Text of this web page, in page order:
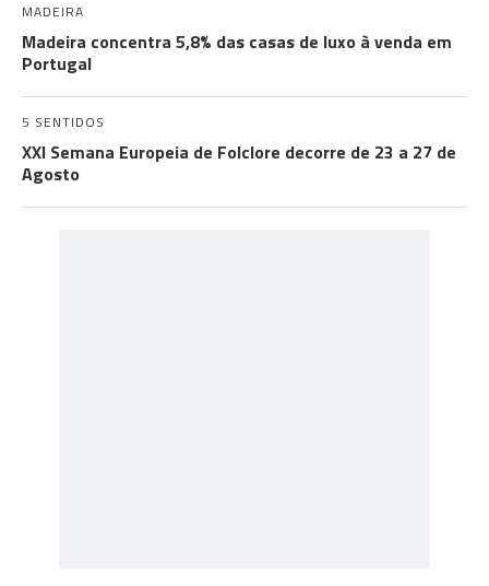
MADEIRA
Madeira concentra 5,8% das casas de luxo à venda em
Portugal
5 SENTIDOS
XXI Semana Europeia de Folclore decorre de 23 a 27 de
Agosto